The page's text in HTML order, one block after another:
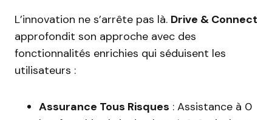
L’innovation ne s’arrête pas là. Drive & Connect
approfondit son approche avec des
fonctionnalités enrichies qui séduisent les
utilisateurs :
Assurance Tous Risques : Assistance à 0